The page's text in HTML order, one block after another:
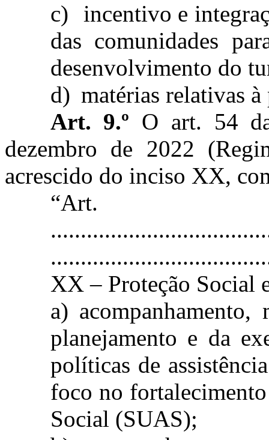
c)
incentivo e
das comunidades
desenvolvimento do
d) matérias relativas
Art. 9.º O art. 54
dezembro de 2022
acrescido do inciso XX,
XX – Proteção Social
a)
planejamento e da
políticas de
foco no
Social (SUAS);